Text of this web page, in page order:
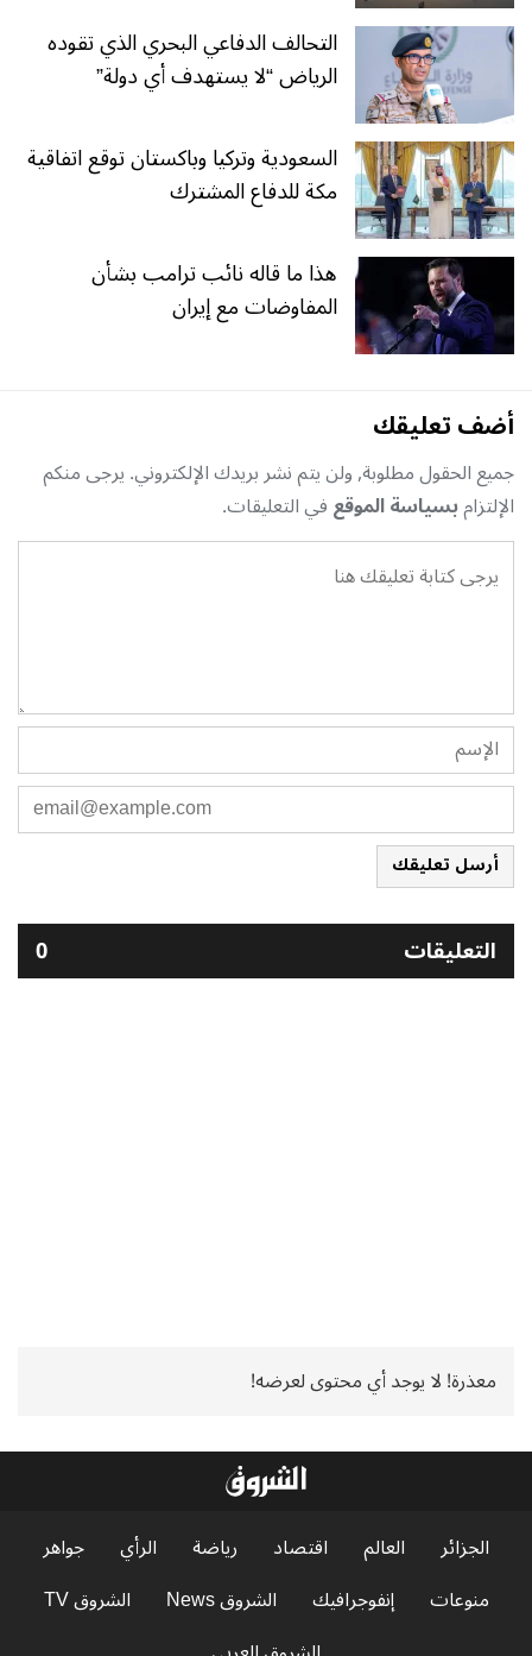
التحالف الدفاعي البحري الذي تقوده
الرياض “لا يستهدف أي دولة”
السعودية وتركيا وباكستان توقع اتفاقية
مكة للدفاع المشترك
هذا ما قاله نائب ترامب بشأن
المفاوضات مع إيران
أضف تعليقك
جميع الحقول مطلوبة, ولن يتم نشر بريدك الإلكتروني. يرجى منكم
الإلتزامبسياسة الموقعفي التعليقات.
أرسل تعليقك
التعليقات 0
معذرة! لا يوجد أي محتوى لعرضه!
الجزائر العالم اقتصاد رياضة الرأي
جواهر
منوعات
إنفوجرافيك الشروق News
الشروق TV